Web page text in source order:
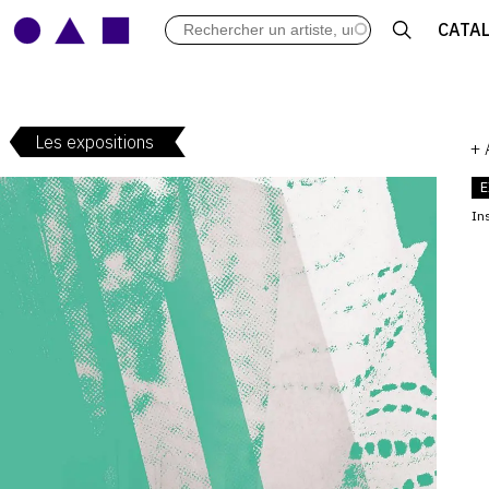
ARCHIVES DES EXPOSITIONS
Les expositions +